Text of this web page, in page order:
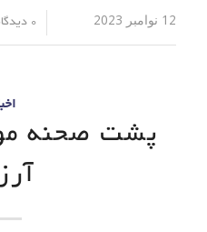
12 نوامبر 2023 / 0 دیدگاه
پشت صحنه